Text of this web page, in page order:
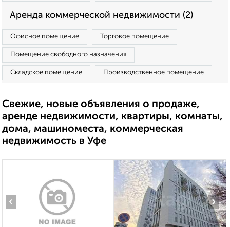
Аренда коммерческой недвижимости (2)
Офисное помещение Торговое помещение
Помещение свободного назначения
Складское помещение Производственное помещение
Свежие, новые объявления о продаже,
аренде недвижимости, квартиры, комнаты,
дома, машиноместа, коммерческая
недвижимость в Уфе
‹ ›